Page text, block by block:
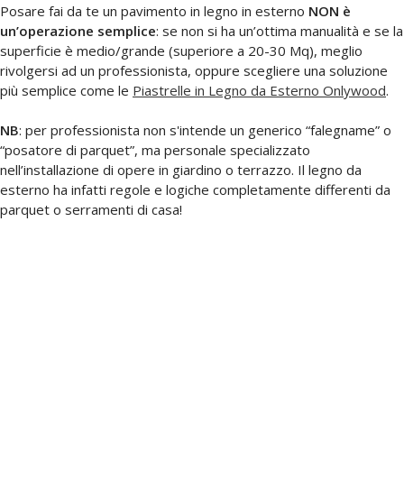
Posare fai da te un pavimento in legno in esterno NON è
un’operazione semplice: se non si ha un’ottima manualità e se la
superficie è medio/grande (superiore a 20-30 Mq), meglio
rivolgersi ad un professionista, oppure scegliere una soluzione
più semplice come le Piastrelle in Legno da Esterno Onlywood.
NB: per professionista non s'intende un generico “falegname” o
“posatore di parquet”, ma personale specializzato
nell’installazione di opere in giardino o terrazzo. Il legno da
esterno ha infatti regole e logiche completamente differenti da
parquet o serramenti di casa!